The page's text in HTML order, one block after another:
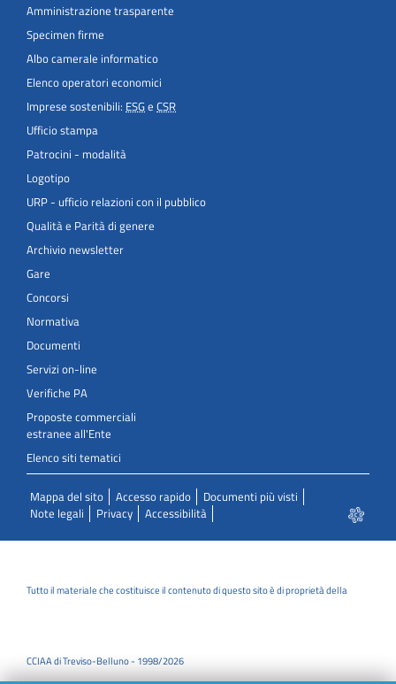
Amministrazione trasparente
Specimen firme
Albo camerale informatico
Elenco operatori economici
Imprese sostenibili: ESGe CSR
Ufficio stampa
Patrocini - modalità
Logotipo
URP - ufficio relazioni con il pubblico
Qualità e Parità di genere
Archivio newsletter
Gare
Concorsi
Normativa
Documenti
Servizi on-line
Verifiche PA
Proposte commerciali
estranee all'Ente
Elenco siti tematici
Mappa del sito Accesso rapido
Documenti più visti
Note legali
Privacy Accessibilità
Tutto il materiale che costituisce il contenuto di questo sito è di proprietà della
CCIAA di Treviso-Belluno - 1998/2026